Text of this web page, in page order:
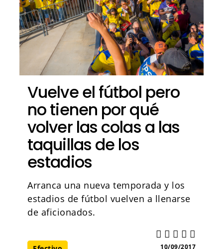
Vuelve el fútbol pero
no tienen por qué
volver las colas a las
taquillas de los
estadios
Arranca una nueva temporada y los
estadios de fútbol vuelven a llenarse
de aficionados.
10/09/2017